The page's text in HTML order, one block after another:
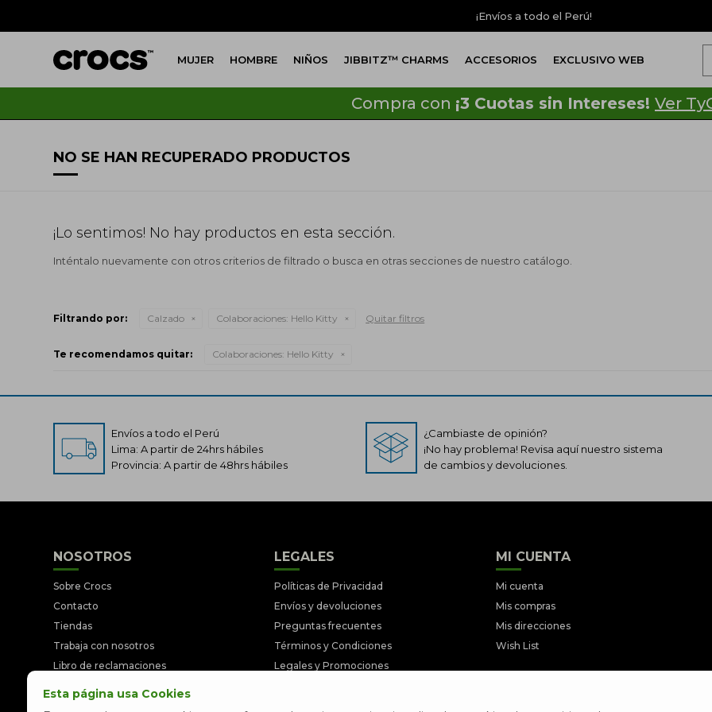
Esta página usa Cookies
¡Envíos a todo el Perú!
MUJER HOMBRE NIÑOS JIBBITZ™ CHARMS ACCESORIOS EXCLUSIVO WEB
Compra con ¡3 Cuotas sin Intereses! Ver
NO SE HAN RECUPERADO PRODUCTOS
¡Lo sentimos! No hay productos en esta sección.
Inténtalo nuevamente con otros criterios de filtrado o busca en otras secciones de nuestro catálogo.
Filtrando por: Calzado Colaboraciones: Hello Kitty Quitar filtros
Te recomendamos quitar: Colaboraciones: Hello Kitty
Envíos a todo el Perú
Lima: A partir de 24hrs hábiles
Provincia: A partir de 48hrs hábiles
¿Cambiaste de opinión?
¡No hay problema! Revisa aquí nuestro sistema
de cambios y devoluciones.
NOSOTROS
Sobre Crocs
Contacto
Tiendas
Trabaja con nosotros
Libro de reclamaciones
LEGALES
Políticas de Privacidad
Envíos y devoluciones
Preguntas frecuentes
Términos y Condiciones
Legales y Promociones
MI CUENTA
Mi cuenta
Mis compras
Mis direcciones
Wish List